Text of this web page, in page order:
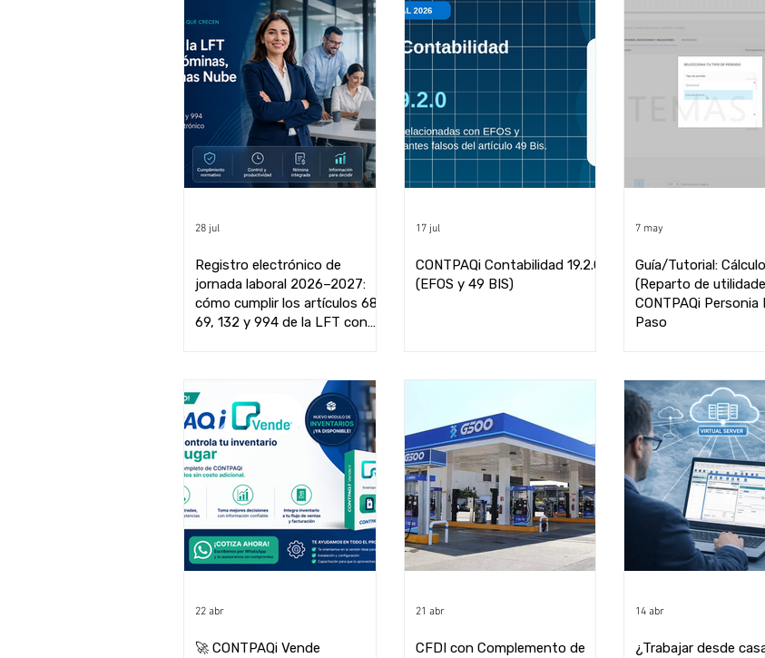
Registro electrónico de
jornada laboral 2026–2027:
cómo cumplir los artículos 68,
69, 132 y 994 de la LFT con
28 jul
CONTPAQi Contabilidad 19.2.0
(EFOS y 49 BIS)
17 jul
Guía/Tutorial:
(Reparto de
CONTPAQi Personia
Paso
7 may
🚀 CONTPAQi Vende
22 abr
CFDI con Complemento de
21 abr
¿Trabajar desde
14 abr